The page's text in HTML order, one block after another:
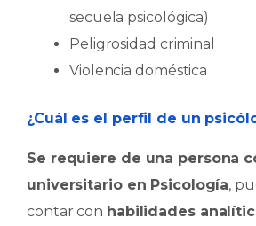
secuela psicológica)
Peligrosidad criminal
Violencia doméstica
¿Cuál es el perfil de un
Se requiere de una persona
universitario en Psicología,
contar con habilidades